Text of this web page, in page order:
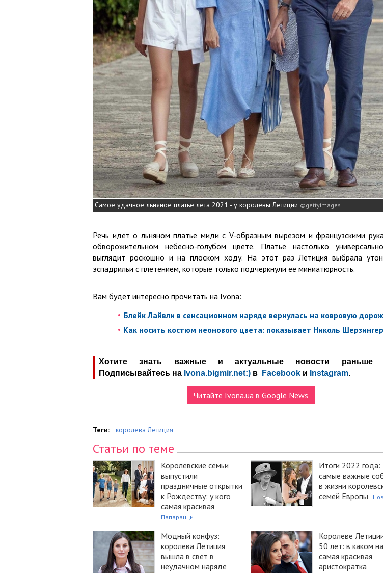
Самое удачное льняное платье лета 2021 - у королевы Летиции gettyimages
Речь идет о льняном платье миди с V-образным вырезом и французскими
обворожительном небесно-голубом цвете. Платье настолько
выглядит роскошно и на плоском ходу. На этот раз Летиция выбрала
эспадрильи с плетением, которые только подчеркнули ее миниатюрность.
Вам будет интересно прочитать на Ivona:
Блейк Лайвли в сенсационном наряде вернулась на ковровую
Как носить костюм неонового цвета: показывает Николь Шерзингер
Хотите знать важные и актуальные новости раньше
Подписывайтесь на Ivona.bigmir.net:) в Facebook и Instagram.
Читайте Ivona.ua в Google News
Теги: королева Летиция
Статьи по теме
Королевские семьи
выпустили
праздничные открытки
к Рождеству: у кого
самая красивая
Папарацци
Итоги 2022 года:
самые важные
в жизни
семей Европы
Модный конфуз:
королева Летиция
вышла в свет в
неудачном наряде
Королеве
50 лет: в каком
самая красивая
аристократка